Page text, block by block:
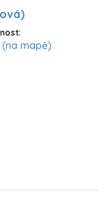
(na mapě)